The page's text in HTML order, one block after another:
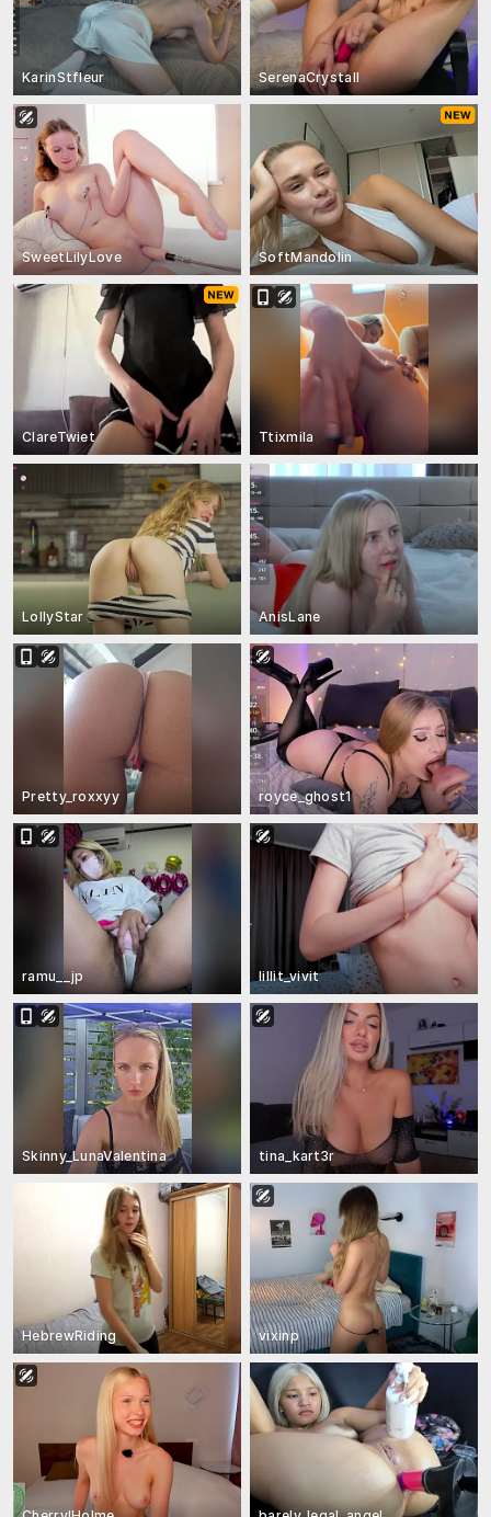
KarinStfleur SerenaCrystall
SweetLilyLove SoftMandolin
ClareTwiet Ttixmila
LollyStar AnisLane
Pretty_roxxyy royce_ghost1
ramu__jp lillit_vivit
Skinny_LunaValentina tina_kart3r
HebrewRiding vixinp